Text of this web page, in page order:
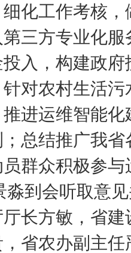
化工作考核
三方专业化
入，构建政
对农村生活
进运维智能
；总结推广我
群众积极参与
淼到会听取意
长方敏，省
省农办副主